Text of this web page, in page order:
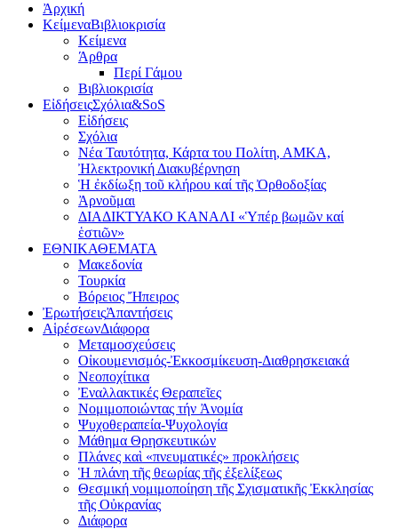
Ἀρχική
ΚείμεναΒιβλιοκρισία
Κείμενα
Άρθρα
Περί Γάμου
Βιβλιοκρισία
ΕἰδήσειςΣχόλια&SoS
Εἰδήσεις
Σχόλια
Νέα Ταυτότητα, Κάρτα του Πολίτη, ΑΜΚΑ,
Ἠλεκτρονική Διακυβέρνηση
Ἡ ἐκδίωξη τοῦ κλήρου καί τῆς Ὀρθοδοξίας
Ἀρνοῦμαι
ΔΙΑΔΙΚΤΥΑΚΟ ΚΑΝΑΛΙ «Ὑπέρ βωμῶν καί
ἑστιῶν»
ΕΘΝΙΚΑΘΕΜΑΤΑ
Μακεδονία
Τουρκία
Βόρειος Ἤπειρος
ἘρωτήσειςἈπαντήσεις
ΑἱρέσεωνΔιάφορα
Μεταμοσχεύσεις
Οἰκουμενισμός-Ἐκκοσμίκευση-Διαθρησκειακά
Νεοποχίτικα
Ἐναλλακτικές Θεραπεῖες
Νομιμοποιώντας τήν Ἀνομία
Ψυχοθεραπεία-Ψυχολογία
Μάθημα Θρησκευτικών
Πλάνες καὶ «πνευματικές» προκλήσεις
Ἡ πλάνη τῆς θεωρίας τῆς ἐξελίξεως
Θεσμική νομιμοποίηση τῆς Σχισματικῆς Ἐκκλησίας
τῆς Οὐκρανίας
Διάφορα